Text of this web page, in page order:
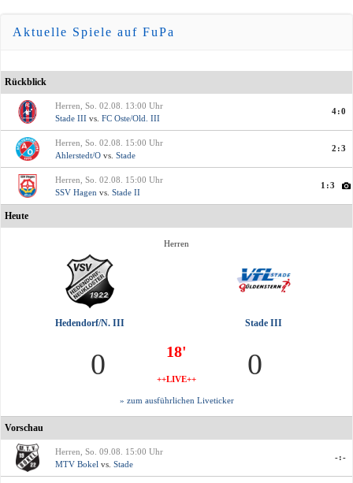
Aktuelle Spiele auf FuPa
Rückblick
Herren, So. 02.08. 13:00 Uhr
Stade III vs. FC Oste/Old. III
4:0
Herren, So. 02.08. 15:00 Uhr
Ahlerstedt/O vs. Stade
2:3
Herren, So. 02.08. 15:00 Uhr
SSV Hagen vs. Stade II
1:3
Heute
Herren
Hedendorf/N. III Stade III
0 18'
++LIVE++ 0
» zum ausführlichen Liveticker
Vorschau
Herren, So. 09.08. 15:00 Uhr
MTV Bokel vs. Stade
-:-